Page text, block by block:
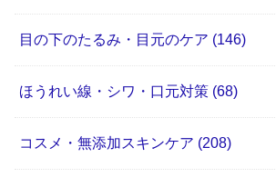
目の下のたるみ・目元のケア (146)
ほうれい線・シワ・口元対策 (68)
コスメ・無添加スキンケア (208)